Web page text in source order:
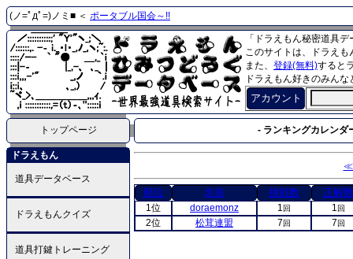
(ノ=ﾟдﾟ=)ノミ■ ＜ ポータブル国会～!!
「ドラえもん秘密道具
このサイトは、ドラえ
また、 登録(無料)すると
ドラえもん好きのみん
アカウント
トップページ - ランキングカレンダ
ドラえもん
道具データベース
ドラえもんクイズ
道具打鍵トレーニング
順位 名前 挑戦数 正解数
1位 doraemonz 1 回 1 回
2位 松茸連盟 7 回 7 回